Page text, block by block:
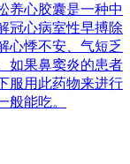
养心胶囊是一种中
冠心病室性早搏除
心悸不安、气短乏
如果鼻窦炎的患者
服用此药物来进行
般能吃。